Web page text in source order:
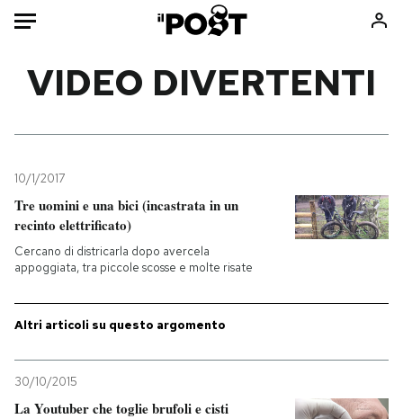
Mondo
Politica
Tecnologia
Internet
Cultura
Economia
Sport
Consumismi
Europa
Mondiali calcio 2026
VIDEO DIVERTENTI
10/1/2017
Tre uomini e una bici (incastrata in un
recinto elettrificato)
Cercano di districarla dopo avercela
appoggiata, tra piccole scosse e molte risate
Altri articoli su questo argomento
30/10/2015
La Youtuber che toglie brufoli e cisti